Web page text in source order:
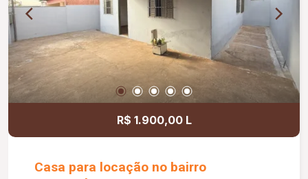
R$ 1.900,00 L
Casa para locação no bairro